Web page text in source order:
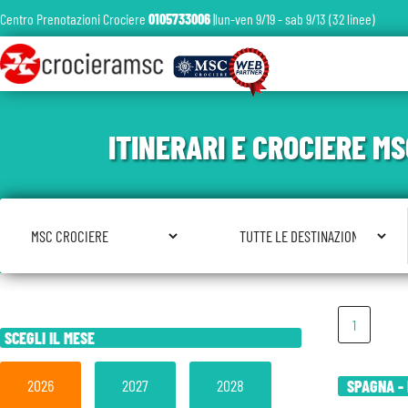
1
SPAGNA
SCEGLI IL MESE
2026 2027 2028
ITINERARI E CROCIERE
Centro Prenotazioni Crociere 0105733006|lun-ven 9/19 - sab 9/13 (32 linee)